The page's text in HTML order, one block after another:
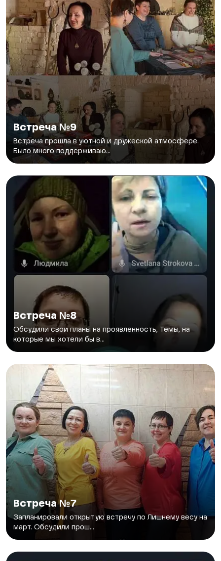
Встреча №9
Встреча прошла в уютной и дружеской атмосфере.
Было много поддерживаю...
Встреча №8
Обсудили свои планы на проявленность, Темы, на
которые мы хотели бы в...
Встреча №7
Запланировали открытую встречу по Лишнему весу на
март. Обсудили прош...